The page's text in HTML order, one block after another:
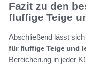
Fazit zu den
fluffige Teige
Abschließend lässt
für fluffige Teige und
Bereicherung in jeder